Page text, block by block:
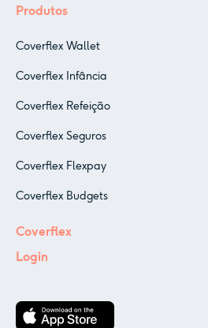
Produtos
Coverflex Wallet
Coverflex Infância
Coverflex Refeição
Coverflex Seguros
Coverflex Flexpay
Coverflex Budgets
Coverflex
Login